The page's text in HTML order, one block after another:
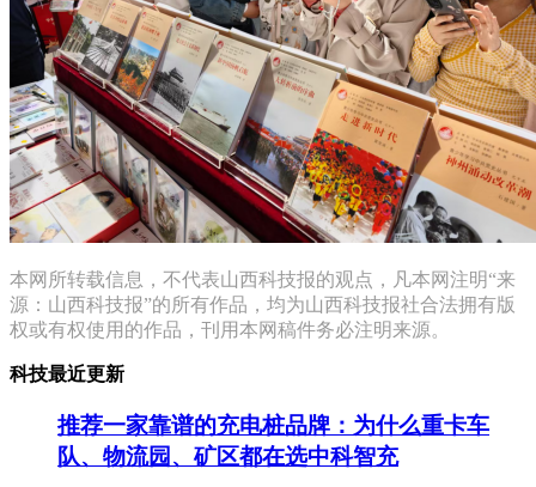
本网所转载信息，不代表山西科技报的观点，凡本网注明“来
源：山西科技报”的所有作品，均为山西科技报社合法拥有版
权或有权使用的作品，刊用本网稿件务必注明来源。
科技最近更新
推荐一家靠谱的充电桩品牌：为什么重卡车
队、物流园、矿区都在选中科智充